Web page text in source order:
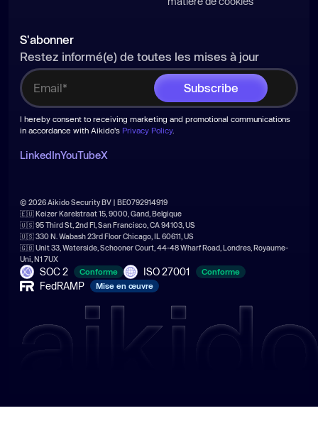
S'abonner
Restez informé(e) de toutes les mises à jour
I hereby consent to receiving marketing and promotional communications
in accordance with Aikido's Privacy Policy.
LinkedInYouTubeX
© 2026 Aikido Security BV | BE0792914919
🇪🇺 Keizer Karelstraat 15, 9000, Gand, Belgique
🇺🇸 95 Third St, 2nd Fl, San Francisco, CA 94103, US
🇺🇸 330 N. Wabash 23rd Floor Chicago, IL 60611, US
🇬🇧 Unit 33, Waterside, Schooner Court, 44-48 Wharf Road, Londres, Royaume-
Uni, N1 7UX
SOC 2 Conforme ISO 27001 Conforme
FedRAMP Mise en œuvre